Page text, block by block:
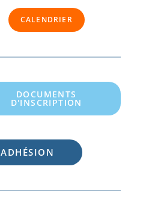
CALENDRIER
DOCUMENTS
D'INSCRIPTION
ADHÉSION